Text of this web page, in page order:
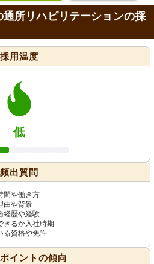
所リハビリテーションの採
採用温度
低
頻出質問
間や働き方
由や背景
経歴や経験
きるか入社時期
る資格や免許
イントの傾向